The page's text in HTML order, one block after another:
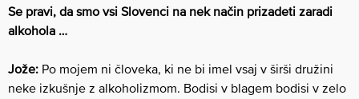
Se pravi, da smo vsi Slovenci na nek način prizadeti zaradi
alkohola …
Jože: Po mojem ni človeka, ki ne bi imel vsaj v širši družini
neke izkušnje z alkoholizmom. Bodisi v blagem bodisi v zelo